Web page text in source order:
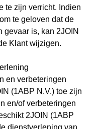
te zijn verricht. Indien
te geloven dat de
is, kan 2JOIN
Klant wijzigen.
en verbeteringen
(1ABP N.V.) toe zijn
en/of verbeteringen
2JOIN (1ABP
dienstverlening van